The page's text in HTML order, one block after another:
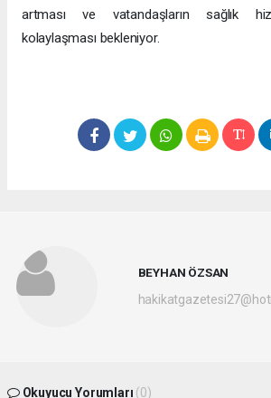
artması ve vatandaşların sağlık
kolaylaşması bekleniyor.
BEYHAN ÖZSAN
Okuyucu Yorumları (0)